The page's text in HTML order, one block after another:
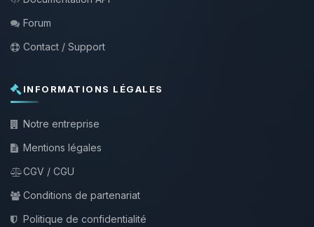
Forum
Contact / Support
INFORMATIONS LÉGALES
Notre entreprise
Mentions légales
CGV / CGU
Conditions de partenariat
Politique de confidentialité